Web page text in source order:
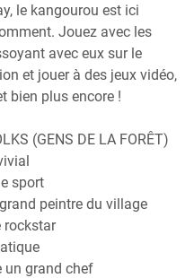
le kangourou est ici
Jouez avec les
avec eux sur le
et jouer à des jeux vidéo,
bien plus encore !
(GENS DE LA FORÊT)
sport
peintre du village
rockstar
un grand chef